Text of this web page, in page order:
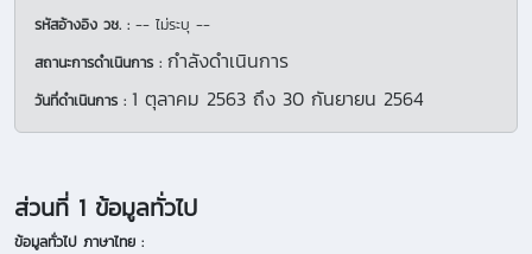
รหัสอ้างอิง วช. : -- ไม่ระบุ --
สถานะการดำเนินการ : กำลังดำเนินการ
วันที่ดำเนินการ : 1 ตุลาคม 2563 ถึง 30 กันยายน 2564
ส่วนที่ 1 ข้อมูลทั่วไป
ข้อมูลทั่วไป ภาษาไทย :